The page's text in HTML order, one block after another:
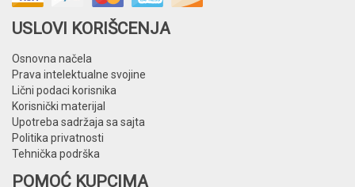
USLOVI KORIŠCENJA
Osnovna načela
Prava intelektualne svojine
Lični podaci korisnika
Korisnički materijal
Upotreba sadržaja sa sajta
Politika privatnosti
Tehnička podrška
POMOĆ KUPCIMA